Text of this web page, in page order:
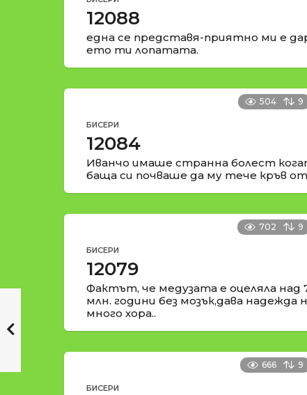
12088
една се представя-приятно ми е
ето ти лопатата.
504 9
БИСЕРИ
12084
Иванчо имаше странна болест
баща си почваше да му тече кръв
702 9
БИСЕРИ
12079
Фактът, че медузата е оцеляла над
млн. години без мозък,дава надежда
много хора..
666 9
БИСЕРИ